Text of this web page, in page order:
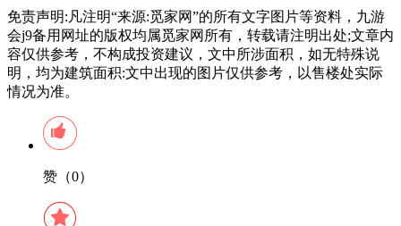
免责声明:凡注明“来源:觅家网”的所有文字图片等资料，九游
会j9备用网址的版权均属觅家网所有，转载请注明出处;文章内
容仅供参考，不构成投资建议，文中所涉面积，如无特殊说
明，均为建筑面积:文中出现的图片仅供参考，以售楼处实际
情况为准。
赞（0）